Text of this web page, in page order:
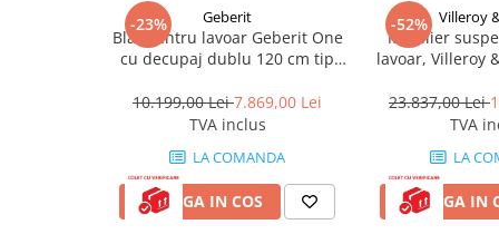
Sisteme de dus incastrate
Seturi de dus
Brate si palarii dus
Accesorii lavoar
-23% Geberit
Blat pentru lavoar Geberit One
cu decupaj dublu 120 cm tip
10.199,00 Lei7.869,00 Lei
TVA inclus
LA COMANDA
ADAUGA IN COS
-52% Villeroy
Mobilier
lavoar, Villeroy
iluminare,
23.837,00 Lei
TVA
LA
ADAUGA IN